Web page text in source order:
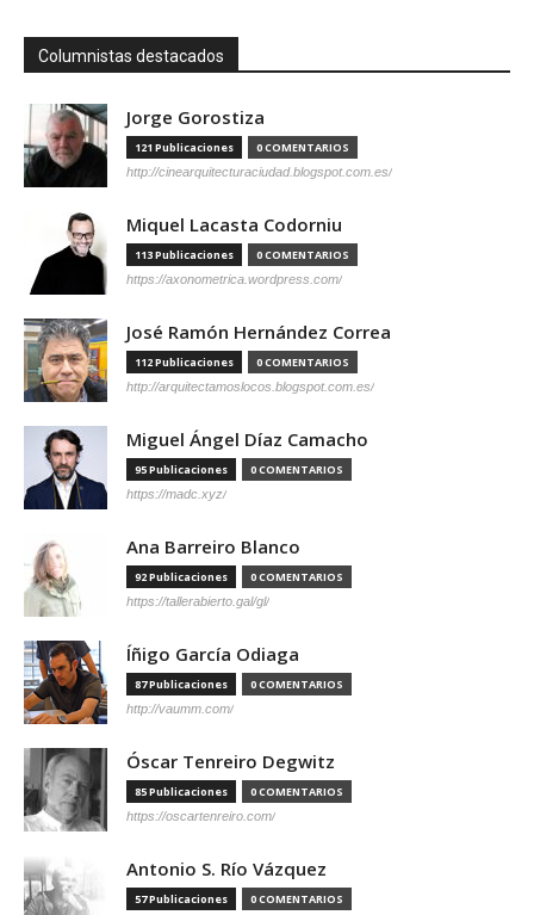
Columnistas destacados
Jorge Gorostiza
121 Publicaciones 0 COMENTARIOS
http://cinearquitecturaciudad.blogspot.com.es/
Miquel Lacasta Codorniu
113 Publicaciones 0 COMENTARIOS
https://axonometrica.wordpress.com/
José Ramón Hernández Correa
112 Publicaciones 0 COMENTARIOS
http://arquitectamoslocos.blogspot.com.es/
Miguel Ángel Díaz Camacho
95 Publicaciones 0 COMENTARIOS
https://madc.xyz/
Ana Barreiro Blanco
92 Publicaciones 0 COMENTARIOS
https://tallerabierto.gal/gl/
Íñigo García Odiaga
87 Publicaciones 0 COMENTARIOS
http://vaumm.com/
Óscar Tenreiro Degwitz
85 Publicaciones 0 COMENTARIOS
https://oscartenreiro.com/
Antonio S. Río Vázquez
57 Publicaciones 0 COMENTARIOS